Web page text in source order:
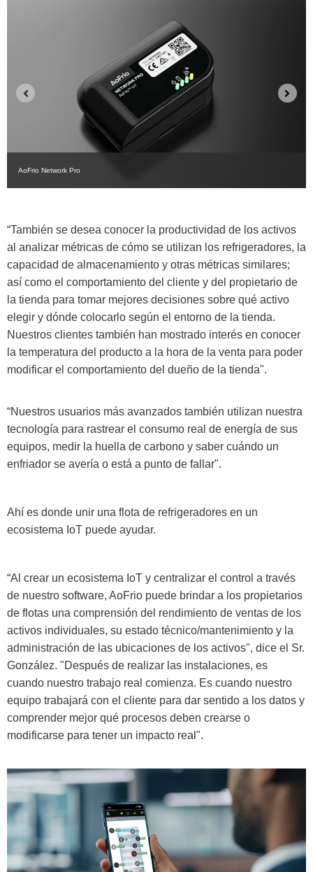
AoFrio Network Pro
“También se desea conocer la productividad de los activos
al analizar métricas de cómo se utilizan los refrigeradores, la
capacidad de almacenamiento y otras métricas similares;
así como el comportamiento del cliente y del propietario de
la tienda para tomar mejores decisiones sobre qué activo
elegir y dónde colocarlo según el entorno de la tienda.
Nuestros clientes también han mostrado interés en conocer
la temperatura del producto a la hora de la venta para poder
modificar el comportamiento del dueño de la tienda".
“Nuestros usuarios más avanzados también utilizan nuestra
tecnología para rastrear el consumo real de energía de sus
equipos, medir la huella de carbono y saber cuándo un
enfriador se avería o está a punto de fallar".
Ahí es donde unir una flota de refrigeradores en un
ecosistema IoT puede ayudar.
“Al crear un ecosistema IoT y centralizar el control a través
de nuestro software, AoFrio puede brindar a los propietarios
de flotas una comprensión del rendimiento de ventas de los
activos individuales, su estado técnico/mantenimiento y la
administración de las ubicaciones de los activos", dice el Sr.
González. "Después de realizar las instalaciones, es
cuando nuestro trabajo real comienza. Es cuando nuestro
equipo trabajará con el cliente para dar sentido a los datos y
comprender mejor qué procesos deben crearse o
modificarse para tener un impacto real".